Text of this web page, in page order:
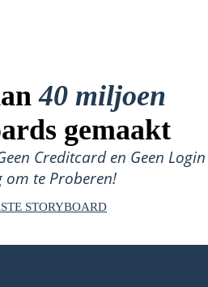
40 miljoen
gemaakt
Creditcard en Geen Login
om te Proberen!
STORYBOARD